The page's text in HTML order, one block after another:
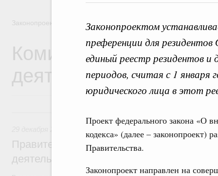
Законопроектом
преференции для
единый реестр резидентов и
периодов, считая с 1 января
юридического лица в этот
Проект федерального закона «О
кодекса» (далее – законопроект)
Правительства.
Законопроект направлен на
Законопроектная деятельность
Комиссия
деятельности
Правительство утвердило план
деятельности на 2026 год